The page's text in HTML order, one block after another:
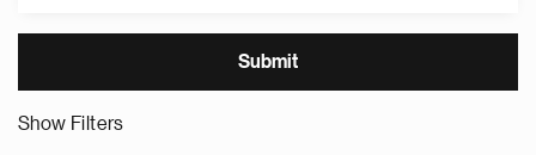
Show Filters